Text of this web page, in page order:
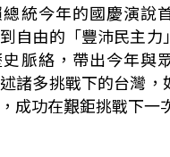
統今年的國慶演說
自由的「豐沛民主力
脈絡，帶出今年與
諸多挑戰下的台灣，
成功在艱鉅挑戰下一